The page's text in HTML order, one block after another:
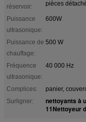
réservoir:
pièces
Puissance
ultrasonique:
600W
Puissance de
chauffage:
500 W
Fréquence
ultrasonique:
40 000 Hz
Complices:
panier,
Surligner:
nettoyants à
11Nettoyeur